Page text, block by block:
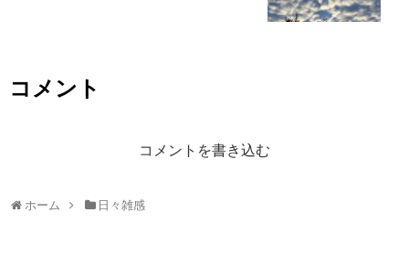
コメント
コメントを書き込む
ホーム 日々雑感